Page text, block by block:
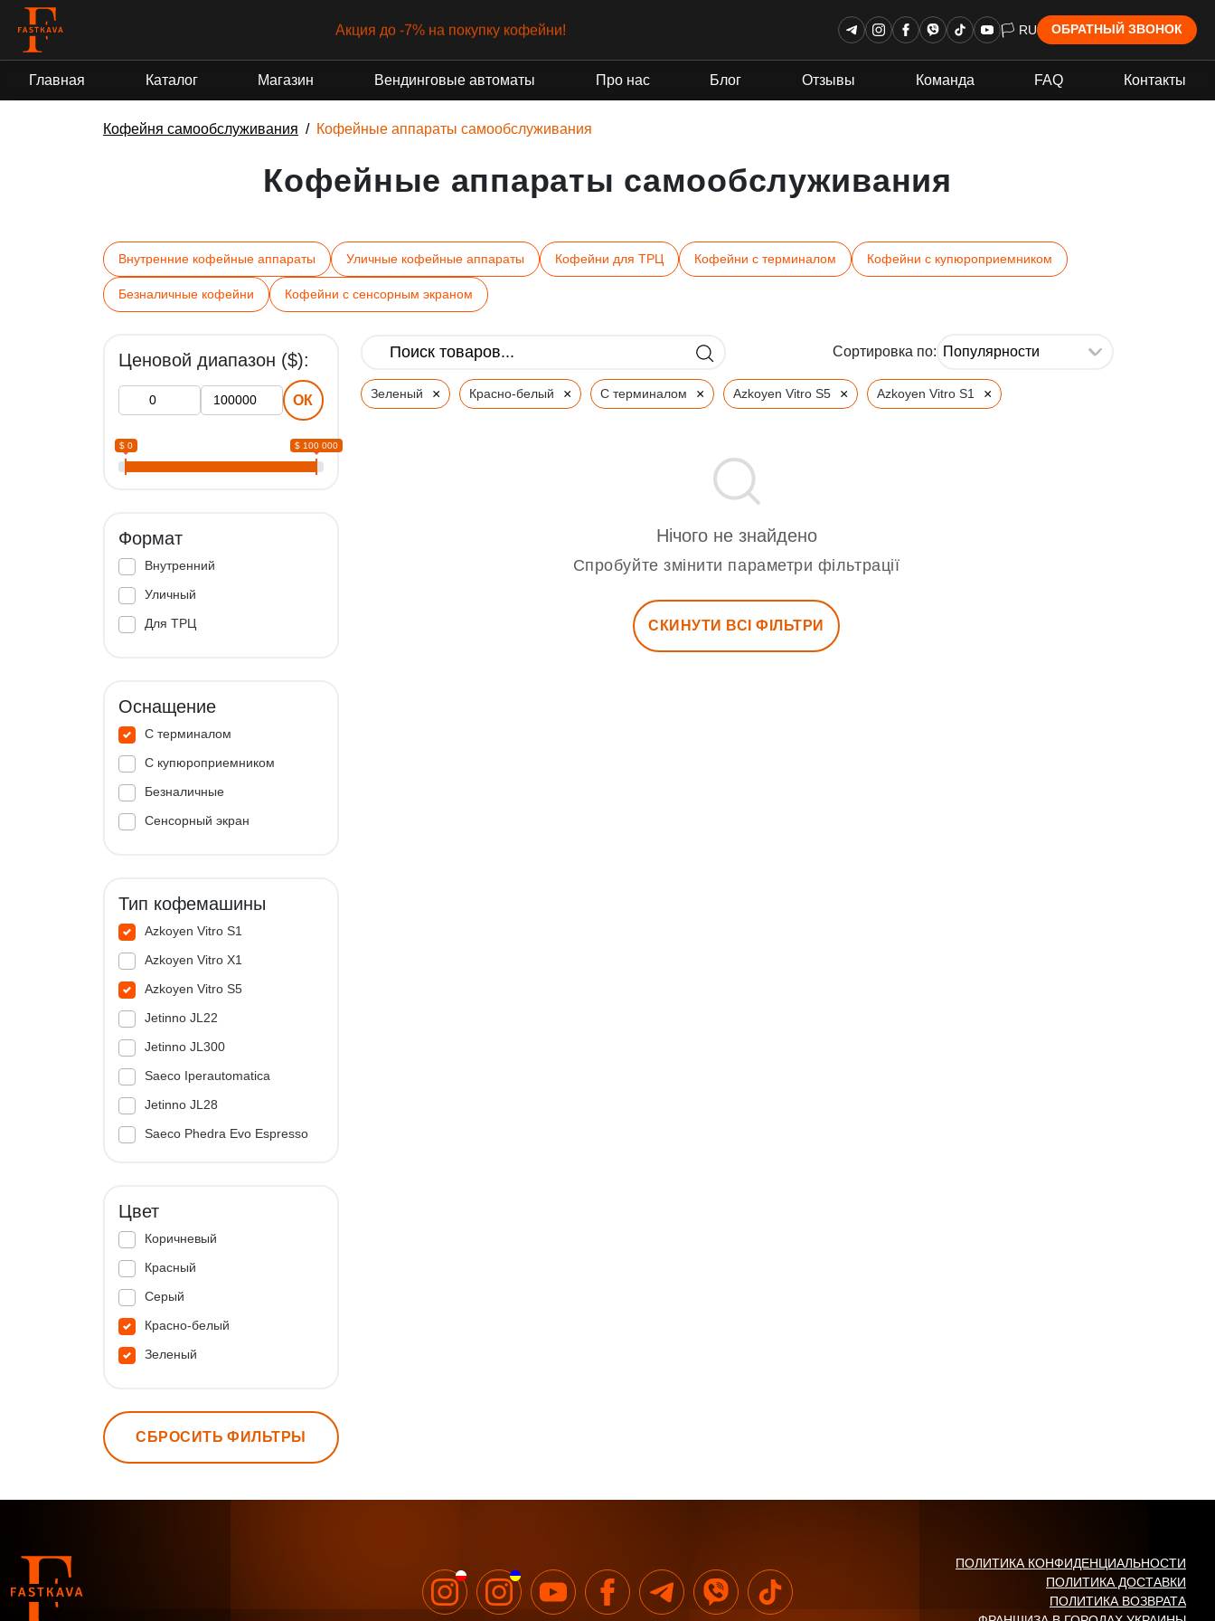
Акция до -7% на покупку кофейни! 🏳 RU ОБРАТНЫЙ ЗВОНОК
Главная Каталог Магазин Вендинговые автоматы Про нас Блог Отзывы Команда FAQ Контакты
Кофейня самообслуживания Кофейные аппараты самообслуживания
Кофейные аппараты самообслуживания
Внутренние кофейные аппараты Уличные кофейные аппараты Кофейни для ТРЦ Кофейни с терминалом Кофейни с купюроприемником
Безналичные кофейни Кофейни с сенсорным экраном
Ценовой диапазон ($):
ОК
$ 0 $ 100 000
Формат
Внутренний
Уличный
Для ТРЦ
Оснащение
С терминалом
С купюроприемником
Безналичные
Сенсорный экран
Тип кофемашины
Azkoyen Vitro S1
Azkoyen Vitro X1
Azkoyen Vitro S5
Jetinno JL22
Jetinno JL300
Saeco Iperautomatica
Jetinno JL28
Saeco Phedra Evo Espresso
Цвет
Коричневый
Красный
Серый
Красно-белый
Зеленый
СБРОСИТЬ ФИЛЬТРЫ
Сортировка по:
Зеленый × Красно-белый × С терминалом × Azkoyen Vitro S5 × Azkoyen Vitro S1 ×
Нічого не знайдено
Спробуйте змінити параметри фільтрації
СКИНУТИ ВСІ ФІЛЬТРИ
ПОЛИТИКА КОНФИДЕНЦИАЛЬНОСТИ
ПОЛИТИКА ДОСТАВКИ
ПОЛИТИКА ВОЗВРАТА